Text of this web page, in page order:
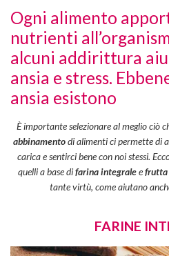
Ogni alimento
nutrienti
alcuni addirittura
ansia e stress.
ansia esistono
È importante selezionare al meglio ciò
abbinamentodi alimenti ci permette di
carica e sentirci bene con noi stessi.
quelli a base difarina integraleefrutta
tante virtù, come aiutano
FARINE